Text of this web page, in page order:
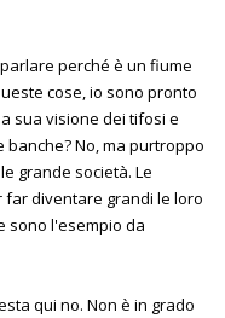
perché è un fiume
cose, io sono pronto
sua visione dei tifosi e
banche? No, ma purtroppo
grande società. Le
diventare grandi le loro
sono l'esempio da
qui no. Non è in grado